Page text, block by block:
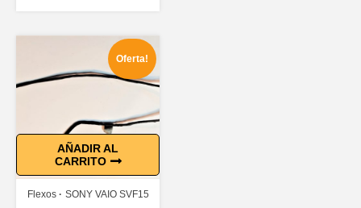
8,40€.
7,99€.
AÑADIR AL
CARRITO
Oferta!
Flexos SONY VAIO SVF15